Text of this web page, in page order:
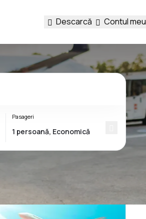
Descarcă Contul meu
Pasageri